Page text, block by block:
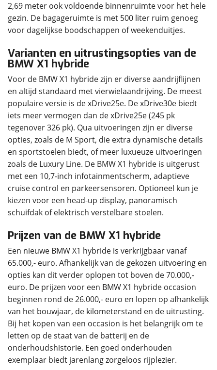
2,69 meter ook voldoende binnenruimte voor het hele
gezin. De bagageruimte is met 500 liter ruim genoeg
voor dagelijkse boodschappen of weekenduitjes.
Varianten en uitrustingsopties van de
BMW X1 hybride
Voor de BMW X1 hybride zijn er diverse aandrijflijnen
en altijd standaard met vierwielaandrijving. De meest
populaire versie is de xDrive25e. De xDrive30e biedt
iets meer vermogen dan de xDrive25e (245 pk
tegenover 326 pk). Qua uitvoeringen zijn er diverse
opties, zoals de M Sport, die extra dynamische details
en sportstoelen biedt, of meer luxueuze uitvoeringen
zoals de Luxury Line. De BMW X1 hybride is uitgerust
met een 10,7-inch infotainmentscherm, adaptieve
cruise control en parkeersensoren. Optioneel kun je
kiezen voor een head-up display, panoramisch
schuifdak of elektrisch verstelbare stoelen.
Prijzen van de BMW X1 hybride
Een nieuwe BMW X1 hybride is verkrijgbaar vanaf
65.000,- euro. Afhankelijk van de gekozen uitvoering en
opties kan dit verder oplopen tot boven de 70.000,-
euro. De prijzen voor een BMW X1 hybride occasion
beginnen rond de 26.000,- euro en lopen op afhankelijk
van het bouwjaar, de kilometerstand en de uitrusting.
Bij het kopen van een occasion is het belangrijk om te
letten op de staat van de batterij en de
onderhoudshistorie. Een goed onderhouden
exemplaar biedt jarenlang zorgeloos rijplezier.